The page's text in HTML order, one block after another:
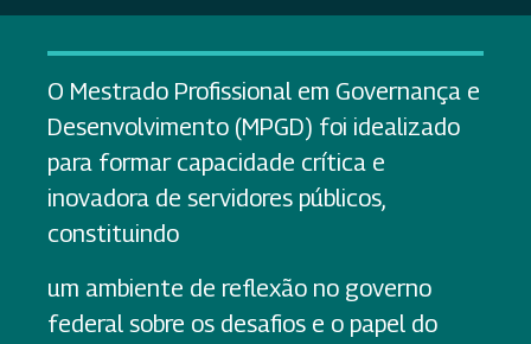
O Mestrado Profissional em Governança e
Desenvolvimento (MPGD) foi idealizado
para formar capacidade crítica e
inovadora de servidores públicos,
constituindo
um ambiente de reflexão no governo
federal sobre os desafios e o papel do